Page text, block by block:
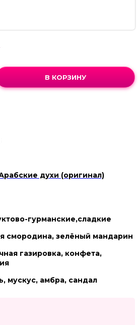
В КОРЗИНУ
духи (оригинал)
гурманские,сладкие
смородина, зелёный мандарин
газировка, конфета,
мускус, амбра, сандал